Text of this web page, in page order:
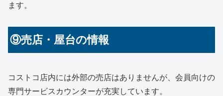
ます。
⑨売店・屋台の情報
コストコ店内には外部の売店はありませんが、会員向けの
専門サービスカウンターが充実しています。